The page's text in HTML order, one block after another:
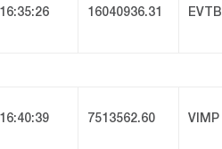
16:35:26 16040936.31 EVTB
16:40:39 7513562.60 VIMP